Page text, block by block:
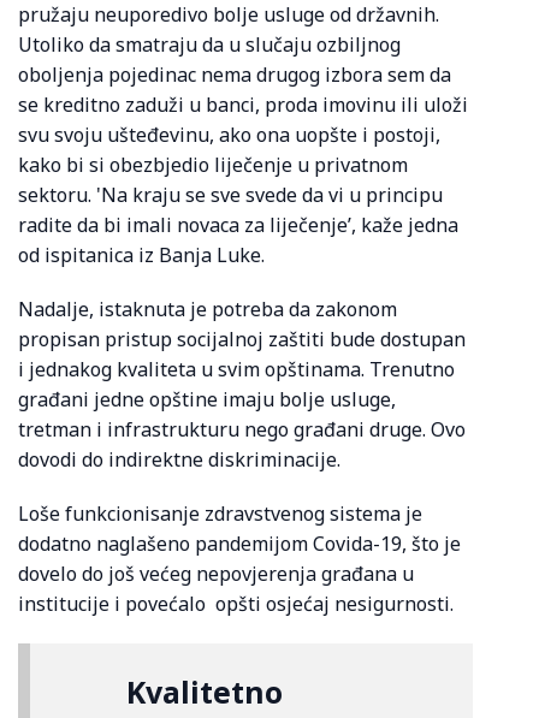
pružaju neuporedivo bolje usluge od državnih.
Utoliko da smatraju da u slučaju ozbiljnog
oboljenja pojedinac nema drugog izbora sem da
se kreditno zaduži u banci, proda imovinu ili uloži
svu svoju ušteđevinu, ako ona uopšte i postoji,
kako bi si obezbjedio liječenje u privatnom
sektoru. 'Na kraju se sve svede da vi u principu
radite da bi imali novaca za liječenje’, kaže jedna
od ispitanica iz Banja Luke.
Nadalje, istaknuta je potreba da zakonom
propisan pristup socijalnoj zaštiti bude dostupan
i jednakog kvaliteta u svim opštinama. Trenutno
građani jedne opštine imaju bolje usluge,
tretman i infrastrukturu nego građani druge. Ovo
dovodi do indirektne diskriminacije.
Loše funkcionisanje zdravstvenog sistema je
dodatno naglašeno pandemijom Covida-19, što je
dovelo do još većeg nepovjerenja građana u
institucije i povećalo opšti osjećaj nesigurnosti.
Kvalitetno